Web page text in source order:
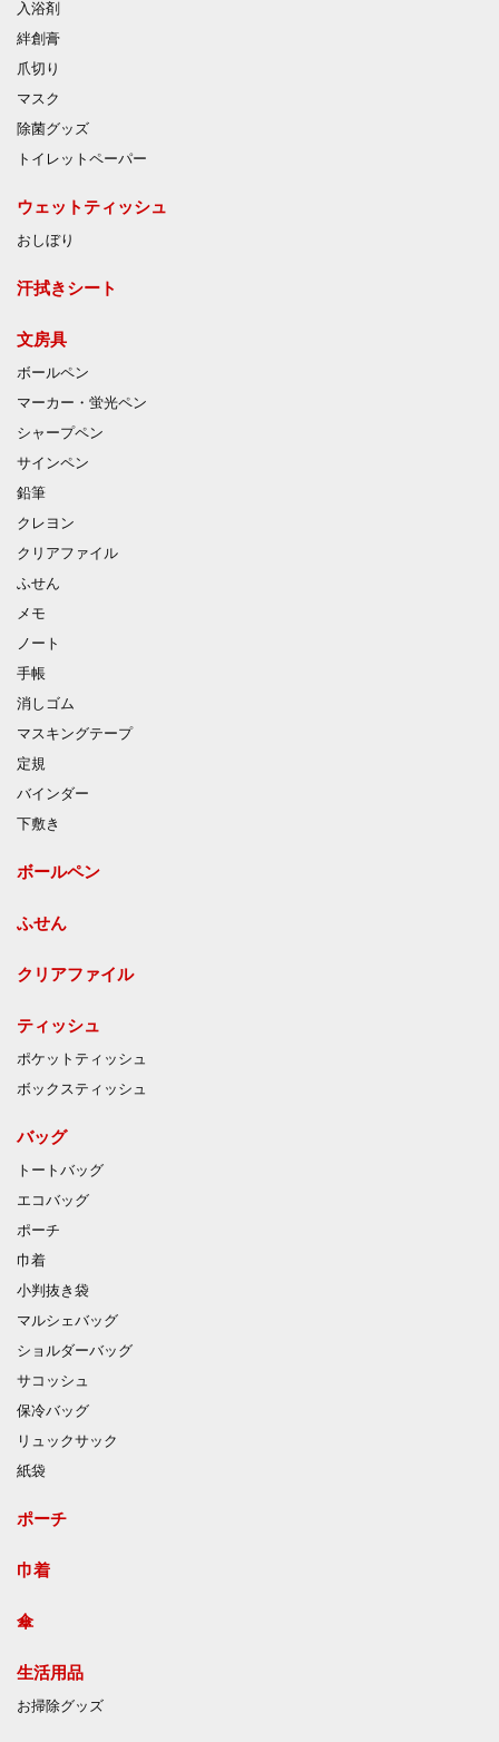
入浴剤
絆創膏
爪切り
マスク
除菌グッズ
トイレットペーパー
ウェットティッシュ
おしぼり
汗拭きシート
文房具
ボールペン
マーカー・蛍光ペン
シャープペン
サインペン
鉛筆
クレヨン
クリアファイル
ふせん
メモ
ノート
手帳
消しゴム
マスキングテープ
定規
バインダー
下敷き
ボールペン
ふせん
クリアファイル
ティッシュ
ポケットティッシュ
ボックスティッシュ
バッグ
トートバッグ
エコバッグ
ポーチ
巾着
小判抜き袋
マルシェバッグ
ショルダーバッグ
サコッシュ
保冷バッグ
リュックサック
紙袋
ポーチ
巾着
傘
生活用品
お掃除グッズ